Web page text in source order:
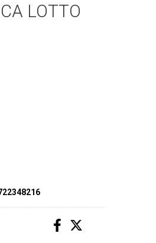
LOTTO